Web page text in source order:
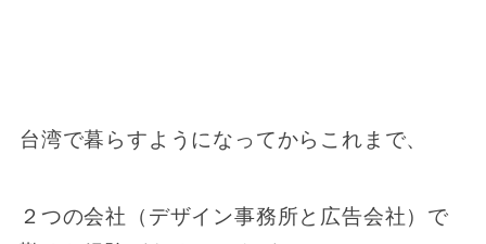
台湾で暮らすようになってからこれまで、
２つの会社（デザイン事務所と広告会社）で